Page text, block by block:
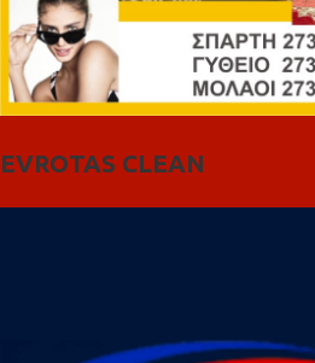
EVROTAS CLEAN